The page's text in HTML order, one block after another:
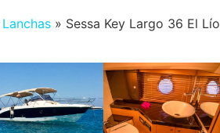
Lanchas » Sessa Key Largo 36 El Lío